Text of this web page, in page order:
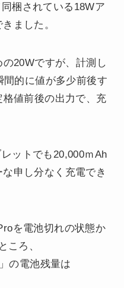
梱されている18Wア
ました。
20Wですが、計測し
的に値が多少前後す
値前後の出力で、充
ットでも20,000ｍAh
申し分なく充電でき
を電池切れの状態か
ころ、
の電池残量は